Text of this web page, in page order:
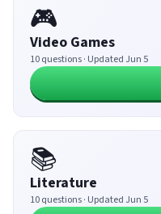
🎮
Video Games
10 questions · Updated Jun 5
📚
Literature
10 questions · Updated Jun 5